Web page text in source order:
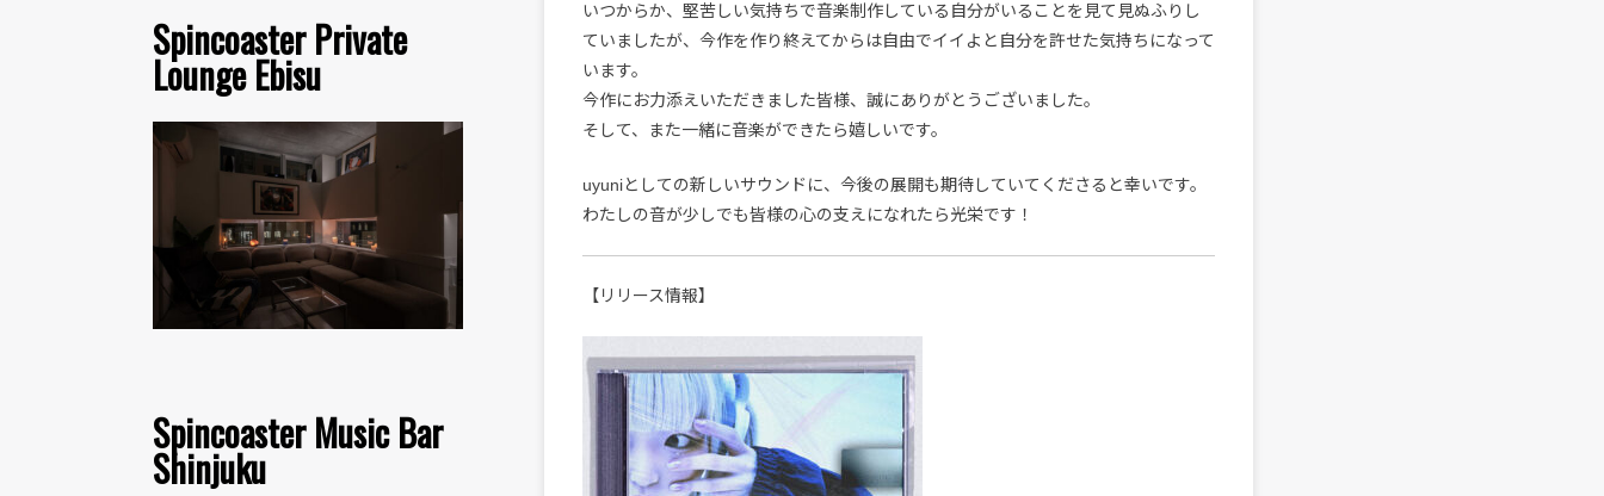
Spincoaster Private
Lounge Ebisu
Spincoaster Music Bar
Shinjuku
いつからか、堅苦しい気持ちで音楽制作している自分がいることを見て見ぬふりし
ていましたが、今作を作り終えてからは自由でイイよと自分を許せた気持ちになって
います。
今作にお力添えいただきました皆様、誠にありがとうございました。
そして、また一緒に音楽ができたら嬉しいです。
uyuniとしての新しいサウンドに、今後の展開も期待していてくださると幸いです。
わたしの音が少しでも皆様の心の支えになれたら光栄です！
【リリース情報】